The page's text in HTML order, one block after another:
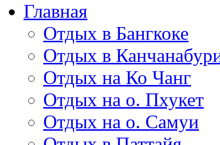
Главная
Отдых в Бангкоке
Отдых в
Отдых на Ко Чанг
Отдых на о. Пхукет
Отдых на о. Самуи